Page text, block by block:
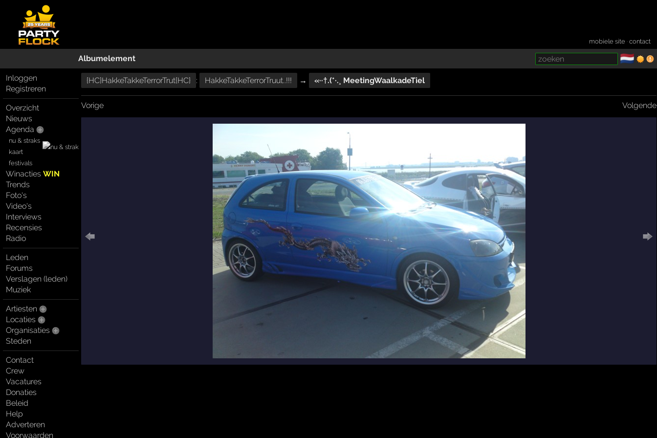
mobiele site ·contact
Albumelement 🇳🇱
Inloggen
Registreren
Overzicht
Nieuws
Agenda
nu & straks
kaart
festivals
WinactiesWIN
Trends
Foto's
Video's
Interviews
Recensies
Radio
Leden
Forums
Verslagen (leden)
Muziek
Artiesten
Locaties
Organisaties
Steden
Contact
Crew
Vacatures
Donaties
Beleid
Help
Adverteren
Voorwaarden
{HC}HakkeTakkeTerrorTrut{HC} : HakkeTakkeTerrorTruut..!!! → «··†.(*·.¸ MeetingWaalkadeTiel
Vorige Volgende